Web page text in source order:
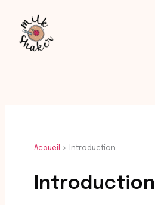
contenu
Accueil Introduction
Introduction